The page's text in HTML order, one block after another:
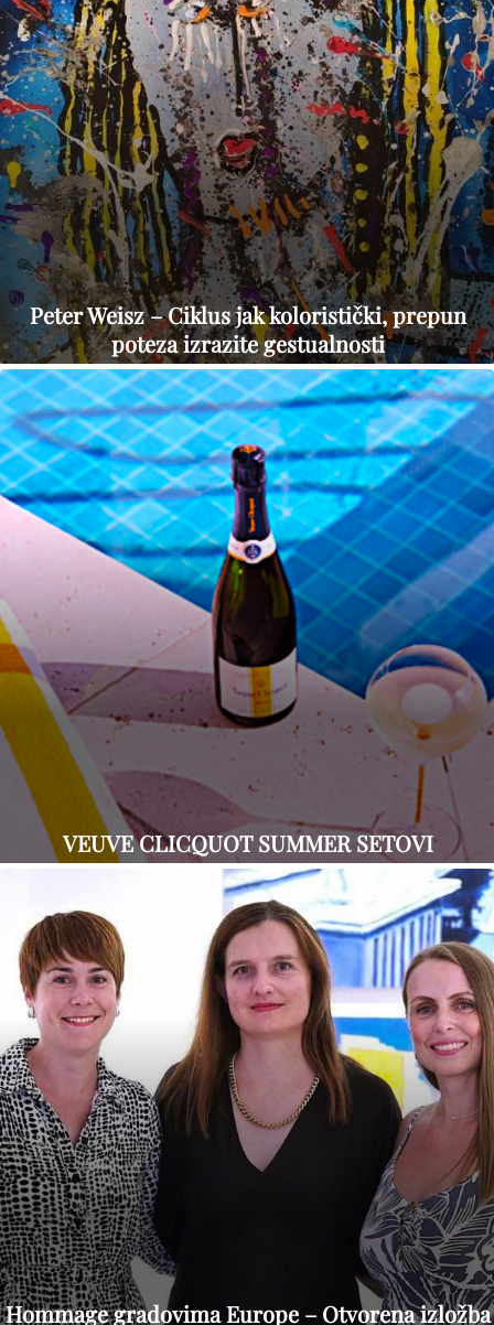
Peter Weisz – Ciklus jak koloristički, prepun
poteza izrazite gestualnosti
VEUVE CLICQUOT SUMMER SETOVI
Hommage gradovima Europe – Otvorena izložba